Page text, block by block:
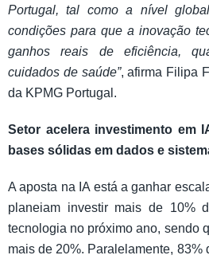
Portugal, tal como a nível
condições para que a inovação
ganhos reais de eficiência,
cuidados de saúde”, afirma Filipa
da KPMG Portugal.
Setor acelera investimento em
bases sólidas em dados e
A aposta na IA está a ganhar
planeiam investir mais de 10%
tecnologia no próximo ano, sendo
mais de 20%. Paralelamente, 83%